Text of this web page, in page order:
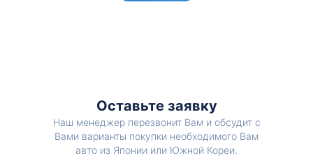
Оставьте заявку
Наш менеджер перезвонит Вам и обсудит с
Вами варианты покупки необходимого Вам
авто из Японии или Южной Кореи.